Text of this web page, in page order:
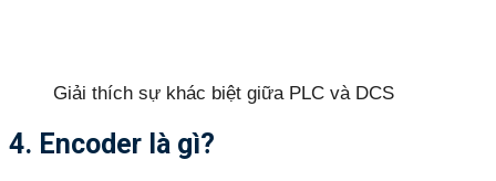
Giải thích sự khác biệt giữa PLC và DCS
4. Encoder là gì?